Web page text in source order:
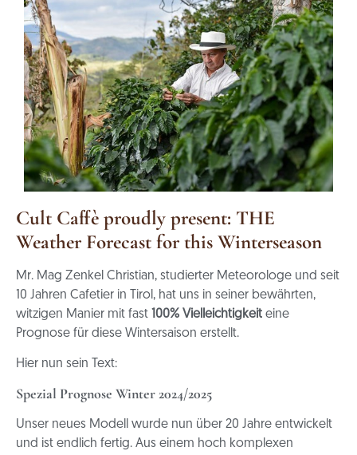
Cult Caffè proudly present: THE
Weather Forecast for this Winterseason
Mr. Mag Zenkel Christian, studierter Meteorologe und seit
10 Jahren Cafetier in Tirol, hat uns in seiner bewährten,
witzigen Manier mit fast 100% Vielleichtigkeit eine
Prognose für diese Wintersaison erstellt.
Hier nun sein Text:
Spezial Prognose Winter 2024/2025
Unser neues Modell wurde nun über 20 Jahre entwickelt
und ist endlich fertig. Aus einem hoch komplexen